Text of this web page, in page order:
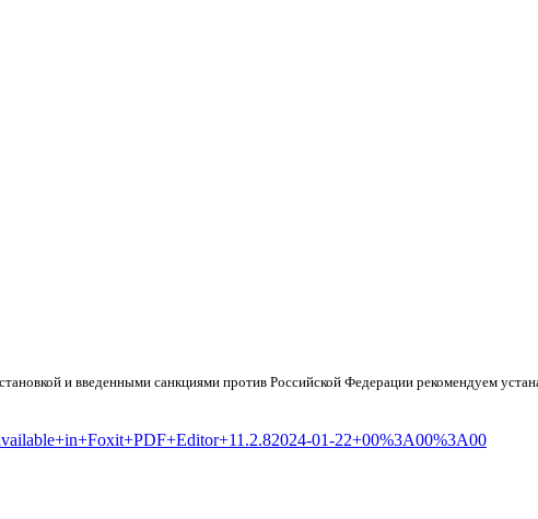
и введенными санкциями против Российской Федерации рекомендуем
01-22+00%3A00%3A00